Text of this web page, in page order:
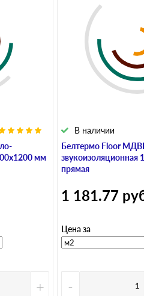
мм
+
Белтермо Floor МДВП
звукоизоляционная
прямая
В наличии
1 181.77 руб
Цена за
-